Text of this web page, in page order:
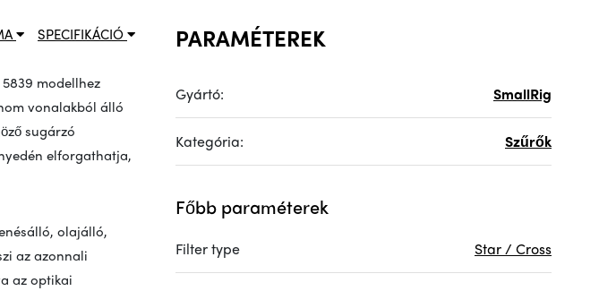
SPECIFIKÁCIÓ
modellhez
vonalakból álló
sugárzó
elforgathatja,
olajálló,
az azonnali
az optikai
PARAMÉTEREK
Gyártó: SmallRig
Kategória: Szűrők
Főbb paraméterek
Filter type Star / Cross